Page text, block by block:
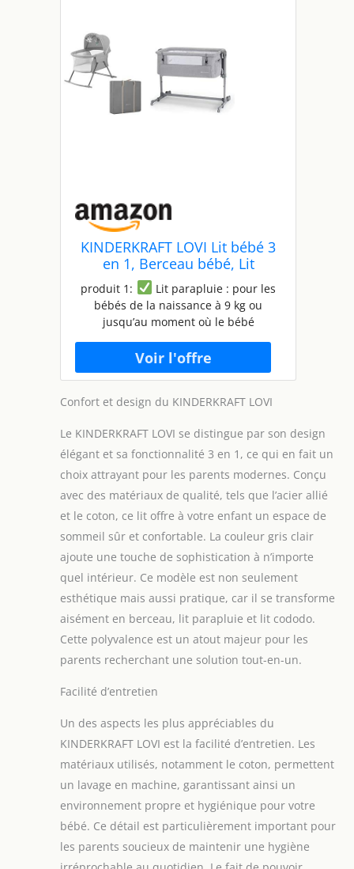
KINDERKRAFT LOVI Lit bébé 3
en 1, Berceau bébé, Lit
Parapluie, avec Matelas Sac de
Transport, 2 Jouets Doux
Inclus, Gris & Neste UP Lit
bébé cododo, Lit Bebe avec
Matelas de la Naissance, Gris
Clair
produit 1:
Lit parapluie : pour les
bébés de la naissance à 9 kg ou
jusqu’au moment où le bébé
commence à se tenir assis sans aide
(environ 6 mois). Il est doté de la
fonction bascule, d'une moustiquaire
est léger et facile à déplier et à
grâce à un sac inclus produit 1:
PRATIQUE : le lit a des côtés
fonctionnels en maille, de sorte que le
parent peut toujours garder un œil
sur son bébé. De plus, ils assurent
une bonne circulation d'air lors des
journées chaudes. Il ne faut que
quelques secondes pour déplier le lit
et sa taille compacte le rend facile à
FONCTIONNEL : le lit est fourni avec
un matelas confortable dont la housse
peut être facilement retirée et
nettoyée. Les patins peuvent être
assurer la fonction bascule et la
de plier le lit LOVI le rend pratique et
fonctionnel produit 1:
SOLIDE : le
résistant. La couche supérieure du
matelas est recouverte de coton, ce
qui fournit une bonne circulation de
l'air à la peau. L’auvent et la housse de
lit sont faits d’un matériau facile à
nettoyer produit 2:
Confort et design du KINDERKRAFT LOVI
Le KINDERKRAFT LOVI se distingue par son design
élégant et sa fonctionnalité 3 en 1, ce qui en fait un
choix attrayant pour les parents modernes. Conçu
avec des matériaux de qualité, tels que l’acier allié
et le coton, ce lit offre à votre enfant un espace de
sommeil sûr et confortable. La couleur gris clair
ajoute une touche de sophistication à n’importe
quel intérieur. Ce modèle est non seulement
esthétique mais aussi pratique, car il se transforme
aisément en berceau, lit parapluie et lit cododo.
Cette polyvalence est un atout majeur pour les
parents recherchant une solution tout-en-un.
Facilité d’entretien
Un des aspects les plus appréciables du
KINDERKRAFT LOVI est la facilité d’entretien. Les
matériaux utilisés, notamment le coton, permettent
un lavage en machine, garantissant ainsi un
environnement propre et hygiénique pour votre
bébé. Ce détail est particulièrement important pour
les parents soucieux de maintenir une hygiène